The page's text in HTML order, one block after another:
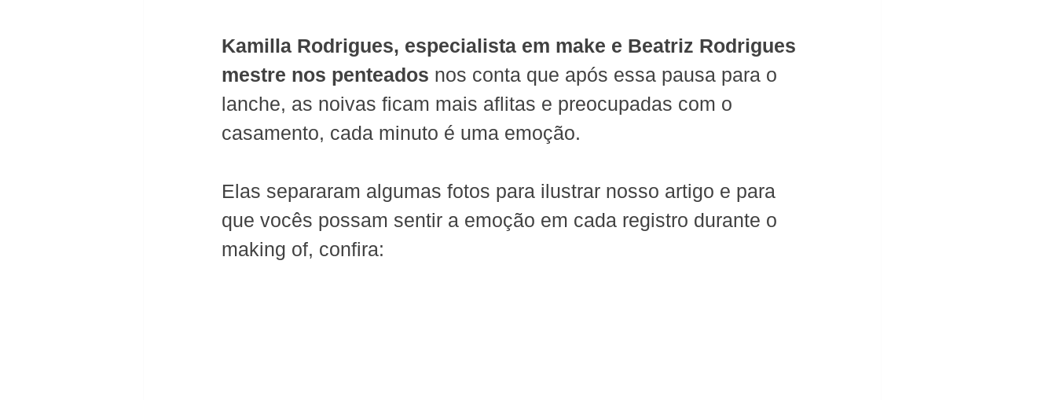
Kamilla Rodrigues, especialista em make e Beatriz Rodrigues
mestre nos penteados nos conta que após essa pausa para o
lanche, as noivas ficam mais aflitas e preocupadas com o
casamento, cada minuto é uma emoção.
Elas separaram algumas fotos para ilustrar nosso artigo e para
que vocês possam sentir a emoção em cada registro durante o
making of, confira: